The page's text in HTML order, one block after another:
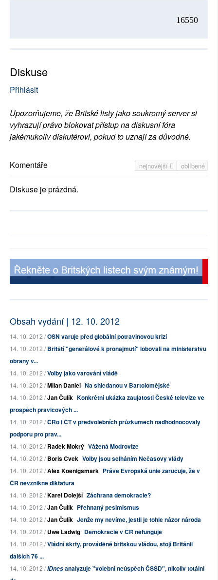
16550
Diskuse
Přihlásit
Upozorňujeme, že Britské listy jako soukromý server si
vyhrazují právo blokovat přístup na diskusní fóra
jakémukoliv diskutérovi, pokud to uznají za důvodné.
nejnovější oblíbené
Komentáře
Diskuse je prázdná.
Obsah vydání | 12. 10. 2012
14. 10. 2012 /OSN varuje před globální potravinovou krizí
14. 10. 2012 /Britští "generálové k pronajmutí" lobovali na ministerstvu
obrany v...
14. 10. 2012 /Volby jako varování vládě
14. 10. 2012 /Milan Daniel Na shledanou v Bartolomějské
14. 10. 2012 /Jan Čulík Konkrétní ukázka zaujatosti České televize ve
prospěch pravicových ...
14. 10. 2012 /ČRo i ČT v předvolebních průzkumech nadhodnocovaly
podporu pro prav...
14. 10. 2012 /Radek Mokrý Vážená Modrovize
14. 10. 2012 /Boris Cvek Volby jsou selháním Nečasovy vlády
14. 10. 2012 /Alex Koenigsmark Právě Evropská unie zaručuje, že v
ČR nevznikne diktatura
14. 10. 2012 /Karel Dolejší Záchrana demokracie?
14. 10. 2012 /Jan Čulík Přehnaný pesimismus
14. 10. 2012 /Jan Čulík Jenže my nevíme, jestli je tohle názor národa
14. 10. 2012 /Uwe Ladwig Demokracie v ČR nefunguje
14. 10. 2012 /Vládní škrty, prováděné britskou vládou, stojí Británii
dalších 76 ...
14. 10. 2012 /IDnesanalyzuje "volební neúspěch ČSSD", nikoliv totální